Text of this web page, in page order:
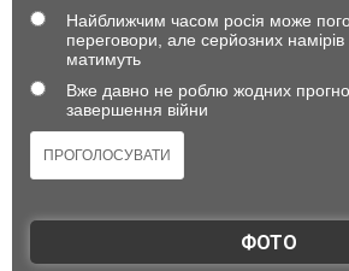
Найближчим часом росія може
переговори, але серйозних намірів
матимуть
Вже давно не роблю жодних
завершення війни
ФОТО